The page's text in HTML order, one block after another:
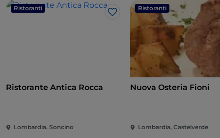
Ristoranti
Like
Ristorante Antica Rocca
Lombardia, Soncino
Ristoranti
Nuova Osteria Fioni
Lombardia, Castelverde